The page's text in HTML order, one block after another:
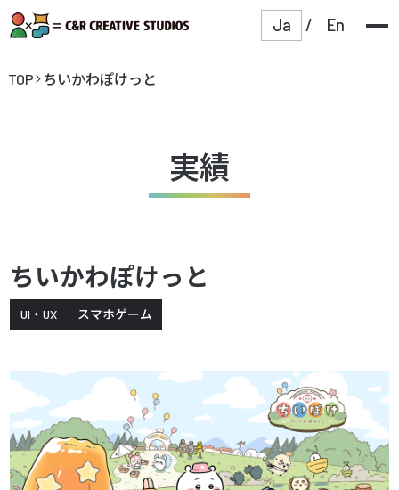
Ja / En
TOP ちいかわぽけっと
実績
ちいかわぽけっと
UI・UX スマホゲーム